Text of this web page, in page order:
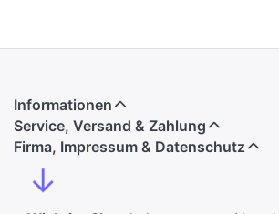
Informationen
Service, Versand & Zahlung
Firma, Impressum & Datenschutz
↓